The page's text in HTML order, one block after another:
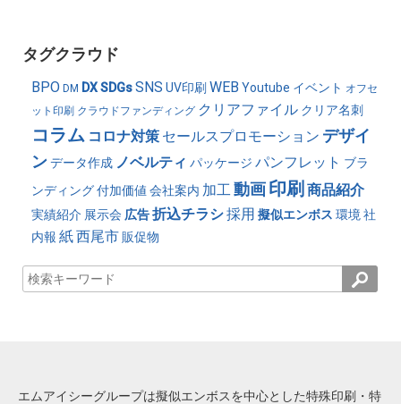
タグクラウド
BPO DM DXSDGsSNS UV印刷 WEB Youtube イベント オフセ
ット印刷 クラウドファンディング クリアファイル クリア名刺
コラム コロナ対策 セールスプロモーション デザイ
ンデータ作成 ノベルティ パッケージ パンフレット ブラ
ンディング付加価値 会社案内 加工動画印刷 商品紹介
実績紹介 展示会 広告折込チラシ採用 擬似エンボス 環境 社
内報 紙西尾市 販促物
エムアイシーグループは擬似エンボスを中心とした特殊印刷・特